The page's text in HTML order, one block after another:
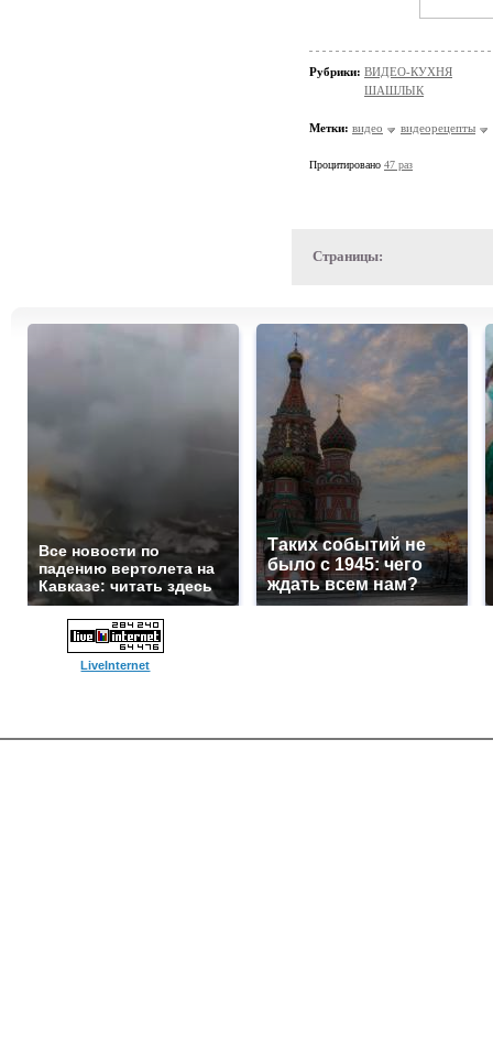
Рубрики: ВИДЕО-КУХНЯ
ШАШЛЫК
Метки: видео видеорецепты
Процитировано 47 раз
Страницы:
Все новости по
падению вертолета на
Кавказе: читать здесь
Таких событий не
было с 1945: чего
ждать всем нам?
LiveInternet